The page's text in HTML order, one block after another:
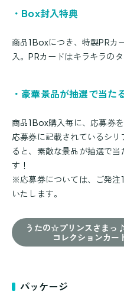
・Box封入特典
商品1Boxにつき、特製PRカ
入。PRカードはキラキラの
・豪華景品が抽選で当た
商品1Box購入毎に、応募券を
応募券に記載されているシ
ると、素敵な景品が抽選で
す！
※応募券については、ご発注
いたします。
うたの☆プリンスさまっ
コレクションカー
パッケージ